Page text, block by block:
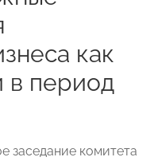
как
в период
заседание комитета